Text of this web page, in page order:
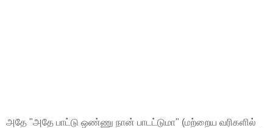
அதே "அதே பாட்டு ஒண்ணு நான் பாடட்டுமா" (மற்றைய வரிகளில்